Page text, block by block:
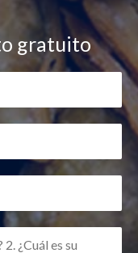
gratuito